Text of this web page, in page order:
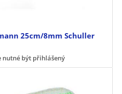
25cm/8mm Schuller
nutné být přihlášený